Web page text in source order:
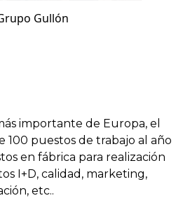
Gullón
importante de Europa, el
puestos de trabajo al año
en fábrica para realización
I+D, calidad, marketing,
etc..